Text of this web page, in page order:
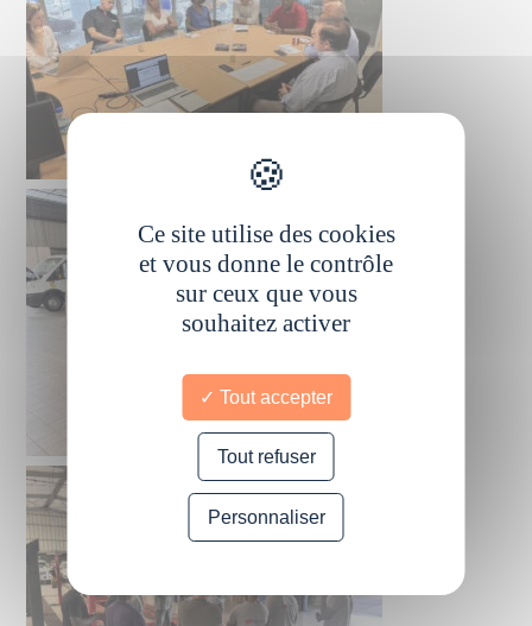
Ce site utilise des cookies
et vous donne le contrôle
sur ceux que vous
souhaitez activer
Tout accepter
Tout refuser
Personnaliser